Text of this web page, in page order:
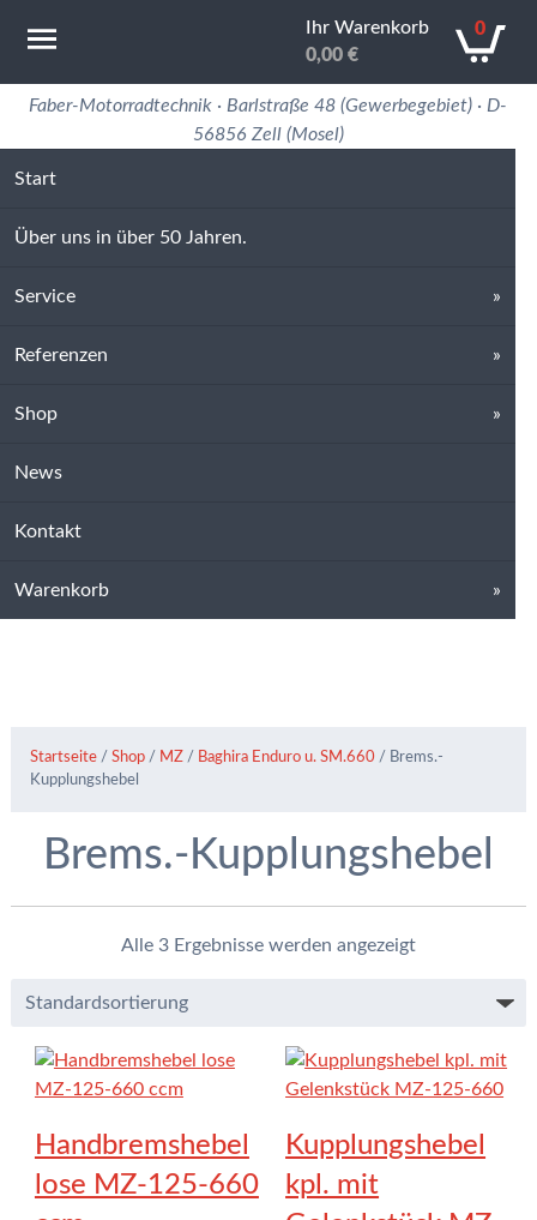
Motorradtechnik Erfahrung in 50 Jahren
Faber-Motorradtechnik · Barlstraße 48 (Gewerbegebiet) · D-
56856 Zell (Mosel)
Start
Über uns in über 50 Jahren.
Service
Referenzen
Shop
News
Kontakt
Warenkorb
Ihr Warenkorb
0,00 €
0
Startseite /Shop / MZ / Baghira Enduro u. SM.660 / Brems.-
Kupplungshebel
Brems.-Kupplungshebel
Alle 3 Ergebnisse werden angezeigt
Handbremshebel
lose MZ-125-660
Kupplungshebel
kpl. mit